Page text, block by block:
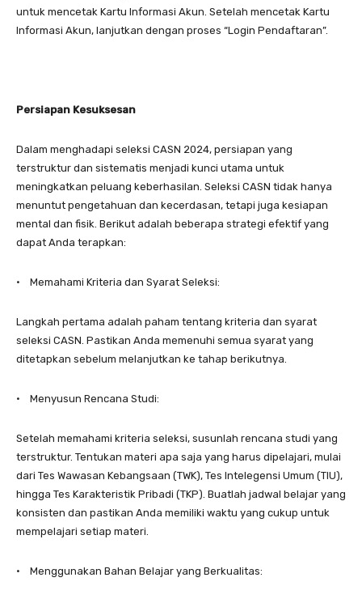
untuk mencetak Kartu Informasi Akun. Setelah mencetak Kartu
Informasi Akun, lanjutkan dengan proses “Login Pendaftaran”.
Persiapan Kesuksesan
Dalam menghadapi seleksi CASN 2024, persiapan yang
terstruktur dan sistematis menjadi kunci utama untuk
meningkatkan peluang keberhasilan. Seleksi CASN tidak hanya
menuntut pengetahuan dan kecerdasan, tetapi juga kesiapan
mental dan fisik. Berikut adalah beberapa strategi efektif yang
dapat Anda terapkan:
• Memahami Kriteria dan Syarat Seleksi:
Langkah pertama adalah paham tentang kriteria dan syarat
seleksi CASN. Pastikan Anda memenuhi semua syarat yang
ditetapkan sebelum melanjutkan ke tahap berikutnya.
• Menyusun Rencana Studi:
Setelah memahami kriteria seleksi, susunlah rencana studi yang
terstruktur. Tentukan materi apa saja yang harus dipelajari, mulai
dari Tes Wawasan Kebangsaan (TWK), Tes Intelegensi Umum (TIU),
hingga Tes Karakteristik Pribadi (TKP). Buatlah jadwal belajar yang
konsisten dan pastikan Anda memiliki waktu yang cukup untuk
mempelajari setiap materi.
• Menggunakan Bahan Belajar yang Berkualitas: